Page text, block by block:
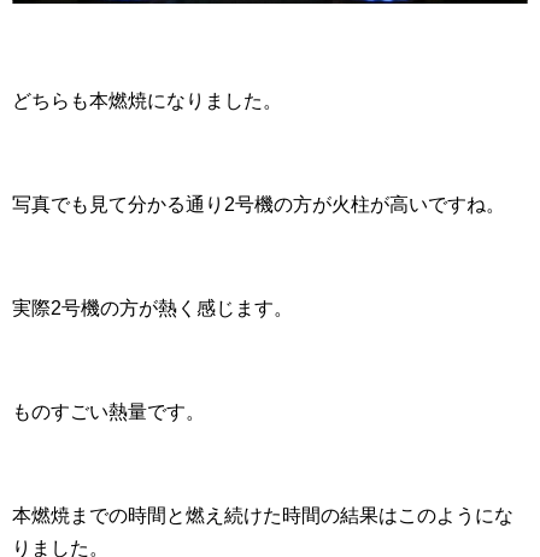
どちらも本燃焼になりました。
写真でも見て分かる通り2号機の方が火柱が高いですね。
実際2号機の方が熱く感じます。
ものすごい熱量です。
本燃焼までの時間と燃え続けた時間の結果はこのようにな
りました。